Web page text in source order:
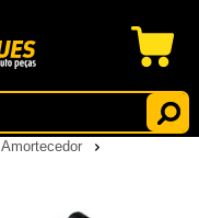
Amortecedor